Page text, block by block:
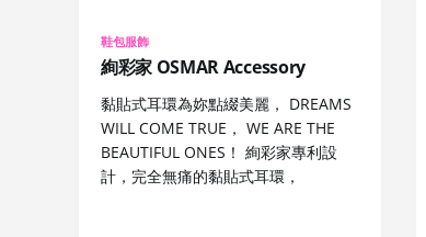
鞋包服飾
絢彩家 OSMAR Accessory
黏貼式耳環為妳點綴美麗， DREAMS
WILL COME TRUE， WE ARE THE
BEAUTIFUL ONES！ 絢彩家專利設
計，完全無痛的黏貼式耳環，